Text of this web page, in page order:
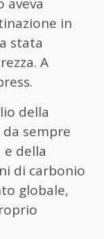
in
stata
A
della
da sempre
della
di carbonio
globale,